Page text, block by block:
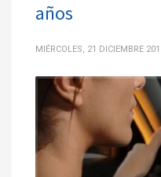
años
MIÉRCOLES, 21 DICIEMBRE